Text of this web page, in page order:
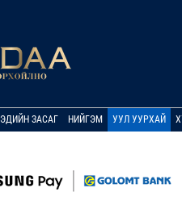
ЭДИЙН ЗАСАГ НИЙГЭМ УУЛ УУРХАЙ